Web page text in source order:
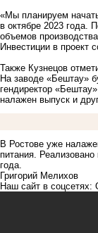
«Мы планируем
в октябре 2023 года.
объемов
Инвестиции в проект
Также Кузнецов
На заводе «Бештау»
гендиректор
налажен выпуск и
В Ростове уже
питания.
года.
Григорий Мелихов
Наш сайт в соцсетях: